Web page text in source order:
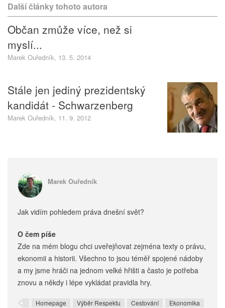
Další články tohoto autora
Občan zmůže více, než si
myslí...
Marek Ouředník, 13. 5. 2014
Stále jen jediný prezidentský
kandidát - Schwarzenberg
Marek Ouředník, 11. 9. 2012
Marek Ouředník
Jak vidím pohledem práva dnešní svět?
O čem píše
Zde na mém blogu chci uveřejňovat zejména texty o právu,
ekonomii a historii. Všechno to jsou téměř spojené nádoby
a my jsme hráči na jednom velké hřišti a často je potřeba
znovu a někdy i lépe vykládat pravidla hry.
Homepage Výběr Respektu Cestování Ekonomika